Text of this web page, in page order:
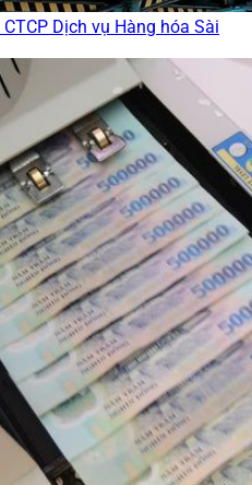
Dịch vụ Hàng hóa Sài